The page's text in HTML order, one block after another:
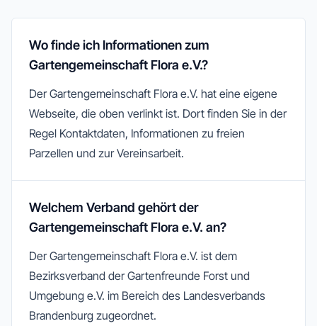
Wo finde ich Informationen zum
Gartengemeinschaft Flora e.V.?
Der Gartengemeinschaft Flora e.V. hat eine eigene
Webseite, die oben verlinkt ist. Dort finden Sie in der
Regel Kontaktdaten, Informationen zu freien
Parzellen und zur Vereinsarbeit.
Welchem Verband gehört der
Gartengemeinschaft Flora e.V. an?
Der Gartengemeinschaft Flora e.V. ist dem
Bezirksverband der Gartenfreunde Forst und
Umgebung e.V. im Bereich des Landesverbands
Brandenburg zugeordnet.